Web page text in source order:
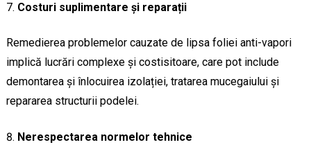
Costuri suplimentare și reparații
Remedierea problemelor cauzate de lipsa foliei anti-vapori
implică lucrări complexe și costisitoare, care pot include
demontarea și înlocuirea izolației, tratarea mucegaiului și
repararea structurii podelei.
Nerespectarea normelor tehnice